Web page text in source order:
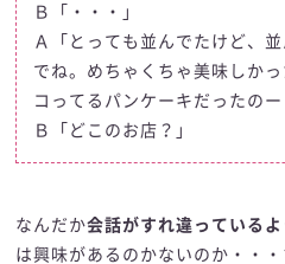
Ｂ「・・・」
Ａ「とっても並んでたけど、
でね。めちゃくちゃ美味しか
コってるパンケーキだったのー
Ｂ「どこのお店？」
なんだか会話がすれ違っているよ
は興味があるのかないのか・・